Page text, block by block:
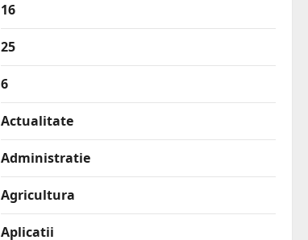
16
25
6
Actualitate
Administratie
Agricultura
Aplicatii